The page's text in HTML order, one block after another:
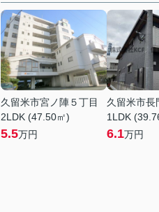
久留米市宮ノ陣５丁目
2LDK (47.50㎡)
5.5万円
久留米市長
1LDK
6.1万円